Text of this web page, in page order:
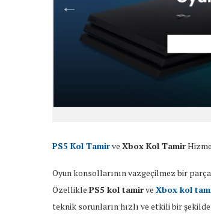
PS5 Kol Tamirve Xbox Kol Tamir
Oyun konsollarının vazgeçilmez bir
Özellikle PS5 kol tamirve Xbox kol
teknik sorunların hızlı ve etkili bir